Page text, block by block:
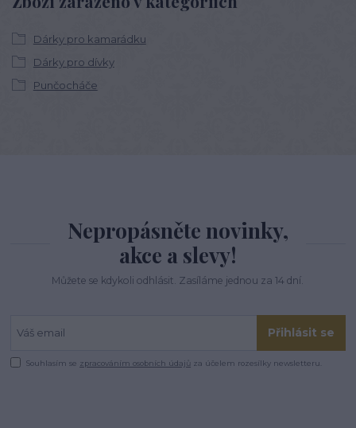
Dárky pro kamarádku
Dárky pro dívky
Punčocháče
Nepropásněte novinky,
akce a slevy!
Můžete se kdykoli odhlásit. Zasíláme jednou za 14 dní.
Přihlásit se
Souhlasím se zpracováním osobních údajů za účelem rozesílky newsletteru.